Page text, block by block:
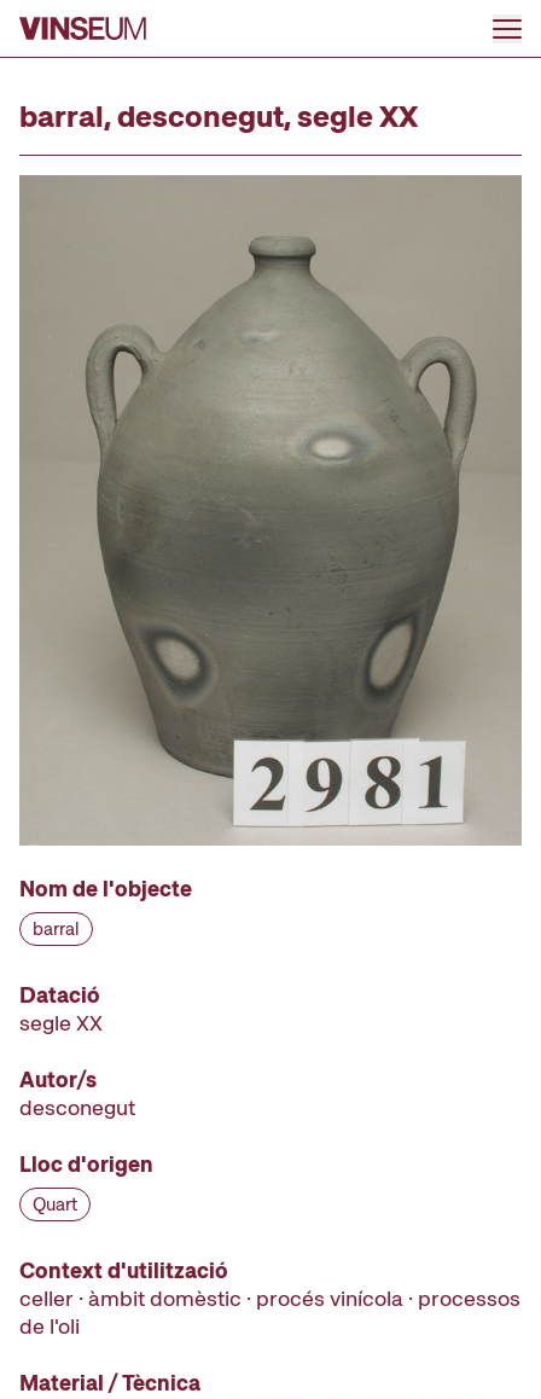
Anar al contingut
barral, desconegut, segle XX
Nom de l'objecte
barral
Datació
segle XX
Autor/s
desconegut
Lloc d'origen
Quart
Context d'utilització
celler · àmbit domèstic · procés vinícola · processos
de l'oli
Material / Tècnica